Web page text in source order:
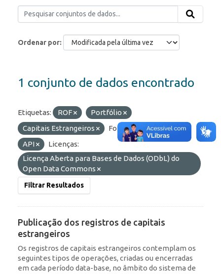
Ordenar por
1 conjunto de dados encontrado
Etiquetas: ROF
Portfólio
Capitais Estrangeiros
Formatos:
OData
API
Licenças:
Licença Aberta para Bases de Dados (ODbL) do
Open Data Commons
Filtrar Resultados
Publicação dos registros de capitais
estrangeiros
Os registros de capitais estrangeiros contemplam os
seguintes tipos de operações, criadas ou encerradas
em cada período data-base, no âmbito do sistema de